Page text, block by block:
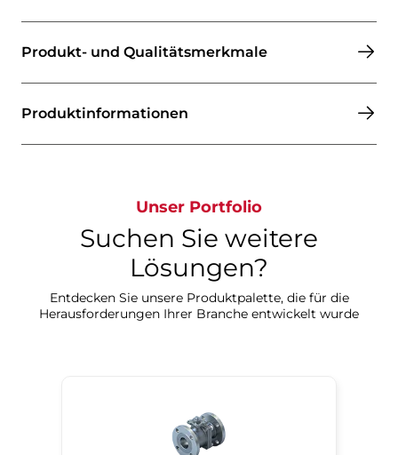
Produkt- und Qualitätsmerkmale
Produktinformationen​​​​​​​
Unser Portfolio
Suchen Sie weitere
Lösungen?​​​​​​​
Entdecken Sie unsere Produktpalette, die für die
Herausforderungen Ihrer Branche entwickelt wurde​​​​​​​